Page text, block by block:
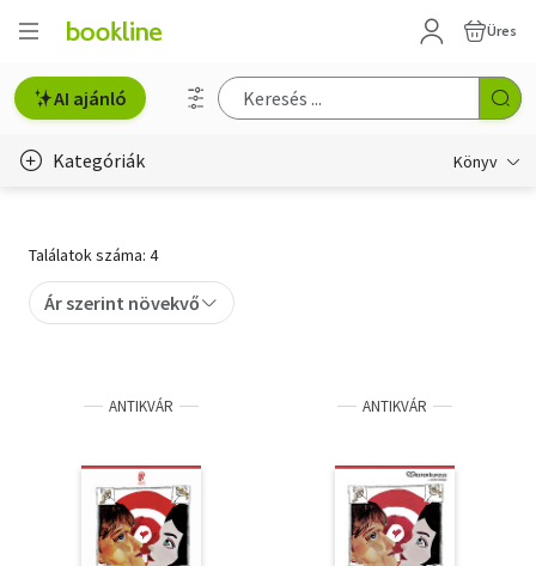
Üres
AI ajánló
Kategóriák Könyv
Gyermek- és ifjúsági
Művészet
Szakkönyv
Találatok száma: 4
Ár szerint növekvő
ANTIKVÁR ANTIKVÁR